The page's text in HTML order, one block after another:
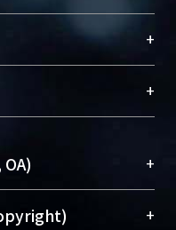
永久珍藏及向國際
能量，圖書館整合
AH）不同功能平
。期能整合研
researcher
integrates the
+
Library)
+
+
資訊取用性的社會運+